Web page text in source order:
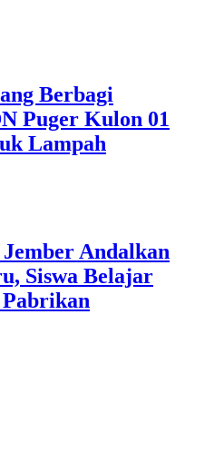
Berbagi
Puger Kulon 01
Lampah
Andalkan
Siswa Belajar